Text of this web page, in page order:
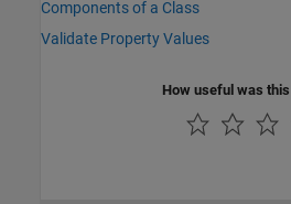
Components of a Class
Validate Property Values
How useful was